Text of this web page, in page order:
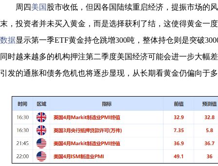
周四美国 股市收低，但因各国陆续重启经济，提振市场的
末，投资者并未买入黄金，而是选择获利了结，这使得黄金一
数据显示第一季ETF黄金持仓跳增300吨，整体持仓则是突破
同时越来越多的机构押注第二季度美国经济可能会进一步大幅
引发的通胀和债务危机也将逐步显现，从长期看黄金仍偏向于